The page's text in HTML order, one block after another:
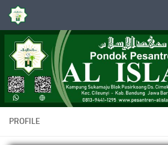
Skip to content
PROFILE